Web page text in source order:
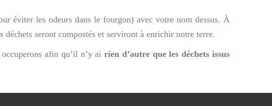
éviter les odeurs dans le fourgon) avec votre nom dessus. À
seront compostés et serviront à enrichir notre terre.
occuperons afin qu’il n’y airien d’autre que les déchets issus